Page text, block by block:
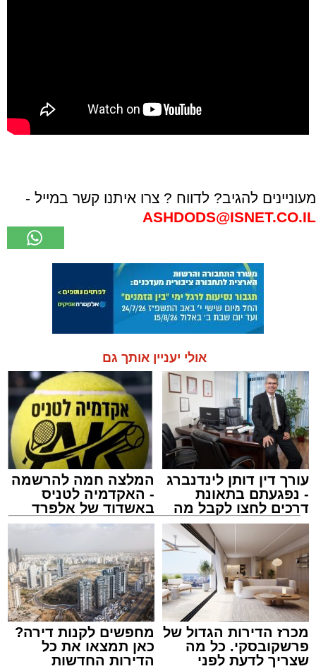
מעוניינים להגיב? לדווח ? צרו איתנו קשר במייל -
ASHDODS@ISNET.CO.IL
אולי יעניין אותך גם
עורך דין דותן לינדנברג
- נפגעתם בתאונת
דרכים לחצו לקבל מה
שמגיע לכם
המלצה חמה להרשמה
- האקדמיה לטניס
באשדוד של אלפרד
קריאולנסקי - לילדים
מכרז הדירות הגדול של
פרשקובסקי. כל מה
שצריך לדעת לפני
מחפשים לקנות דירה?
כאן תמצאו את כל
הדירות החדשות